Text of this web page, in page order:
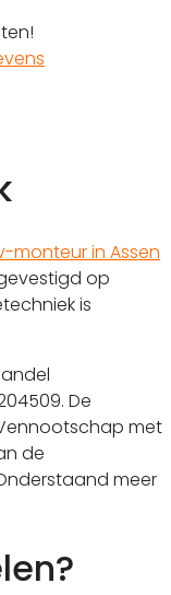
monteur in Assen
op
is
De
met
de
meer